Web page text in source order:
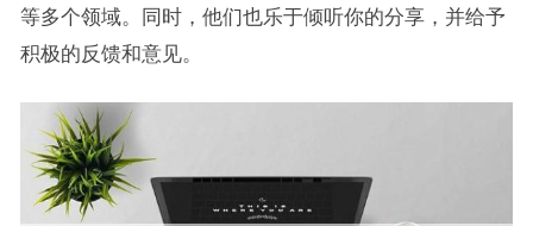
等多个领域。同时，他们也乐于倾听你的分享，并给予
积极的反馈和意见。